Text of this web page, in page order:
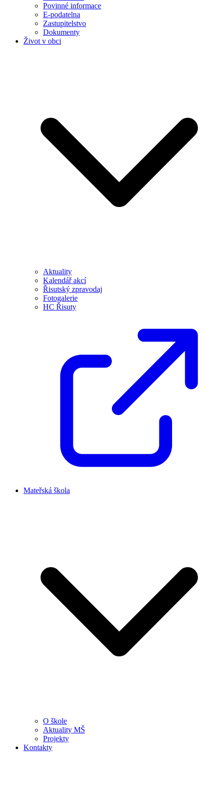
Povinné informace
E-podatelna
Zastupitelstvo
Dokumenty
Život v obci
Aktuality
Kalendář akcí
Řisutský zpravodaj
Fotogalerie
HC Řisuty
Mateřská škola
O škole
Aktuality MŠ
Projekty
Kontakty